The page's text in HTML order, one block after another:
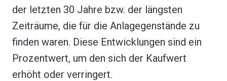
der letzten 30 Jahre bzw. der längsten
Zeiträume, die für die Anlagegenstände zu
finden waren. Diese Entwicklungen sind ein
Prozentwert, um den sich der Kaufwert
erhöht oder verringert.